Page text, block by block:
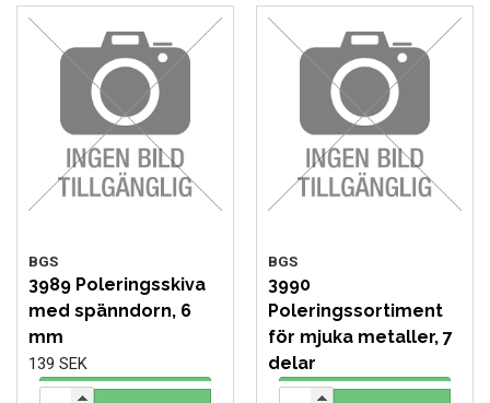
FORDONSVERKTYG SPECIFIKA
FORDONSVERKTYG UNIVERSAL
FÖRBRUKNING
GÖR-DET-SJÄLV PRODUKTER
KONCENTRATSPRUTOR
LIM & FOG
LYFT OCH LAST
BGS
3989 Poleringsskiva
med spänndorn, 6
mm
139 SEK
BGS
3990
Poleringssortiment
för mjuka metaller, 7
delar
224 SEK